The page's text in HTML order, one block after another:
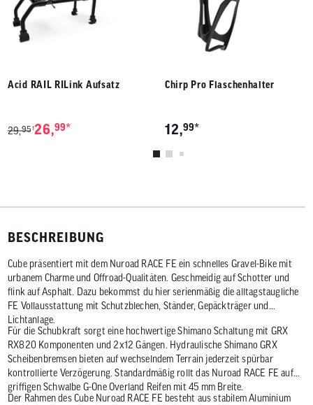
Acid RAIL RILink Aufsatz
29,95 126,99*
Chirp Pro Flaschenhalter
12,99*
BESCHREIBUNG
Cube präsentiert mit dem Nuroad RACE FE ein schnelles Gravel-Bike mit
urbanem Charme und Offroad-Qualitäten. Geschmeidig auf Schotter und
flink auf Asphalt. Dazu bekommst du hier serienmäßig die alltagstaugliche
FE Vollausstattung mit Schutzblechen, Ständer, Gepäckträger und
Lichtanlage.
Für die Schubkraft sorgt eine hochwertige Shimano Schaltung mit GRX
RX820 Komponenten und 2x12 Gängen. Hydraulische Shimano GRX
Scheibenbremsen bieten auf wechselndem Terrain jederzeit spürbar
kontrollierte Verzögerung. Standardmäßig rollt das Nuroad RACE FE auf
griffigen Schwalbe G-One Overland Reifen mit 45 mm Breite.
Der Rahmen des Cube Nuroad RACE FE besteht aus stabilem Aluminium